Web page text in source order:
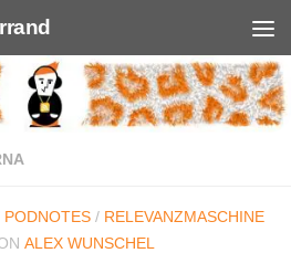
PODNOTES / RELEVANZMASCHINE
ALEX WUNSCHEL